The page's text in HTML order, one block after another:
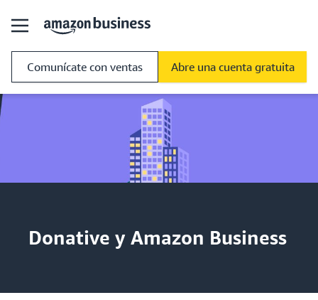
Comunícate con ventas Abre una cuenta gratuita
Donative y Amazon Business